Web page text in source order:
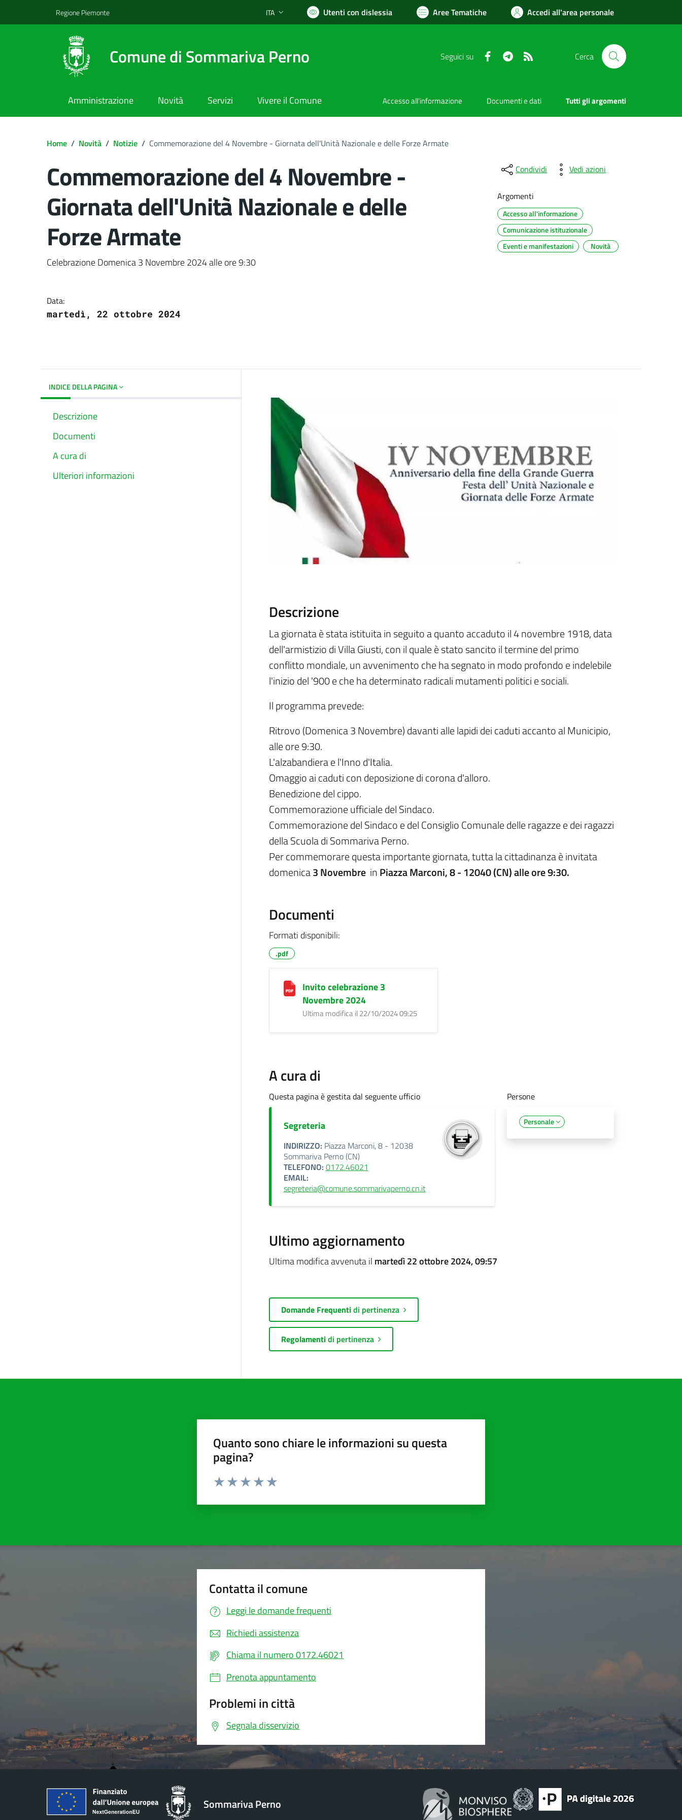
Regione Piemonte Lingua attiva:
ITA Utenti con dislessia Aree Tematiche Accedi all'area personale
Comune di Sommariva Perno Seguici su FacebookTelegram Cerca
Amministrazione Novità Servizi Vivere il Comune Accesso all'informazione Documenti e dati Tutti gli argomenti
Home / Novità / Notizie / Commemorazione del 4 Novembre - Giornata dell'Unità Nazionale e delle Forze Armate
Commemorazione del 4 Novembre -
Giornata dell'Unità Nazionale e delle
Forze Armate
Dettagli del documento
Celebrazione Domenica 3 Novembre 2024 alle ore 9:30
Data:
martedì, 22 ottobre 2024
Condividi Vedi azioni
Argomenti
Accesso all'informazione
Comunicazione istituzionale
Eventi e manifestazioni
Novità
INDICE DELLA PAGINA
Descrizione
Documenti
A cura di
Ulteriori informazioni
Descrizione
La giornata è stata istituita in seguito a quanto accaduto il 4 novembre 1918, data
dell'armistizio di Villa Giusti, con il quale è stato sancito il termine del primo
conflitto mondiale, un avvenimento che ha segnato in modo profondo e indelebile
l'inizio del '900 e che ha determinato radicali mutamenti politici e sociali.
Il programma prevede:
Ritrovo (Domenica 3 Novembre) davanti alle lapidi dei caduti accanto al Municipio,
alle ore 9:30.
L'alzabandiera e l'Inno d'Italia.
Omaggio ai caduti con deposizione di corona d'alloro.
Benedizione del cippo.
Commemorazione ufficiale del Sindaco.
Commemorazione del Sindaco e del Consiglio Comunale delle ragazze e dei ragazzi
della Scuola di Sommariva Perno.
Per commemorare questa importante giornata, tutta la cittadinanza è invitata
domenica3 NovembreinPiazza Marconi, 8 - 12040 (CN) alle ore 9:30.
Documenti
Formati disponibili:
.pdf
Invito celebrazione 3
Novembre 2024
Ultima modifica il 22/10/2024 09:25
A cura di
Questa pagina è gestita dal seguente ufficio
Segreteria
INDIRIZZO: Piazza Marconi, 8 - 12038
Sommariva Perno (CN)
TELEFONO: 0172.46021
EMAIL:
segreteria@comune.sommarivaperno.cn.it
Persone
Personale
Ultimo aggiornamento
Ultima modifica avvenuta il martedì 22 ottobre 2024, 09:57
Domande Frequentidi pertinenza
Regolamentidi pertinenza
Quanto sono chiare le informazioni su questa
pagina?
Valuta da 1 a 5 stelle la pagina
Contatta il comune
Leggi le domande frequenti
Richiedi assistenza
Chiama il numero 0172.46021
Prenota appuntamento
Problemi in città
Segnala disservizio
Sommariva Perno